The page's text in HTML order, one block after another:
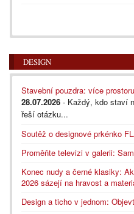
DESIGN
Stavební pouzdra: více
28.07.2026 - Každý, kdo staví
řeší otázku...
Soutěž o designové prkénko
Proměňte televizi v galerii:
Konec nudy a černé klasiky:
2026 sázejí na hravost a
Design a ticho v jednom: